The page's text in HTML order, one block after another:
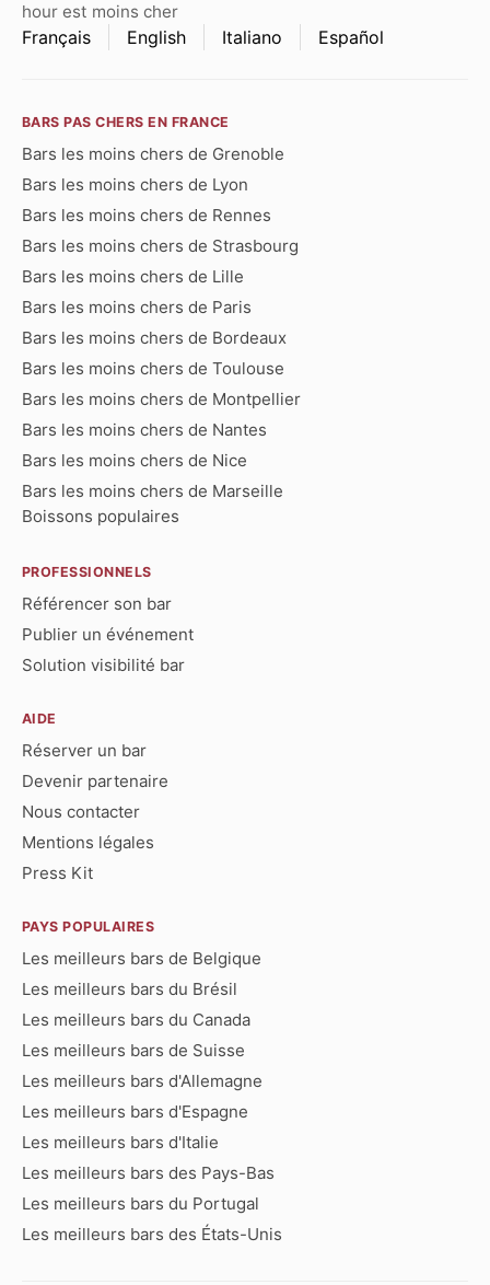
hour est moins cher
Français English Italiano Español
BARS PAS CHERS EN FRANCE
Bars les moins chers de Grenoble
Bars les moins chers de Lyon
Bars les moins chers de Rennes
Bars les moins chers de Strasbourg
Bars les moins chers de Lille
Bars les moins chers de Paris
Bars les moins chers de Bordeaux
Bars les moins chers de Toulouse
Bars les moins chers de Montpellier
Bars les moins chers de Nantes
Bars les moins chers de Nice
Bars les moins chers de Marseille
Boissons populaires
PROFESSIONNELS
Référencer son bar
Publier un événement
Solution visibilité bar
AIDE
Réserver un bar
Devenir partenaire
Nous contacter
Mentions légales
Press Kit
PAYS POPULAIRES
Les meilleurs bars de Belgique
Les meilleurs bars du Brésil
Les meilleurs bars du Canada
Les meilleurs bars de Suisse
Les meilleurs bars d'Allemagne
Les meilleurs bars d'Espagne
Les meilleurs bars d'Italie
Les meilleurs bars des Pays-Bas
Les meilleurs bars du Portugal
Les meilleurs bars des États-Unis